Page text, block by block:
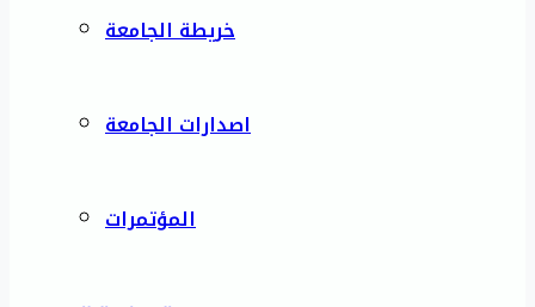
خريطة الجامعة
اصدارات الجامعة
المؤتمرات